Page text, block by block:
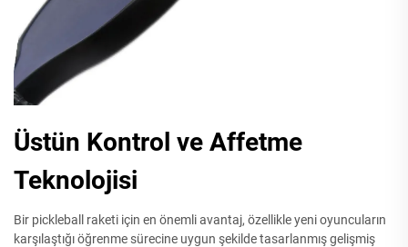
Üstün Kontrol ve Affetme
Teknolojisi
Bir pickleball raketi için en önemli avantaj, özellikle yeni oyuncuların
karşılaştığı öğrenme sürecine uygun şekilde tasarlanmış gelişmiş